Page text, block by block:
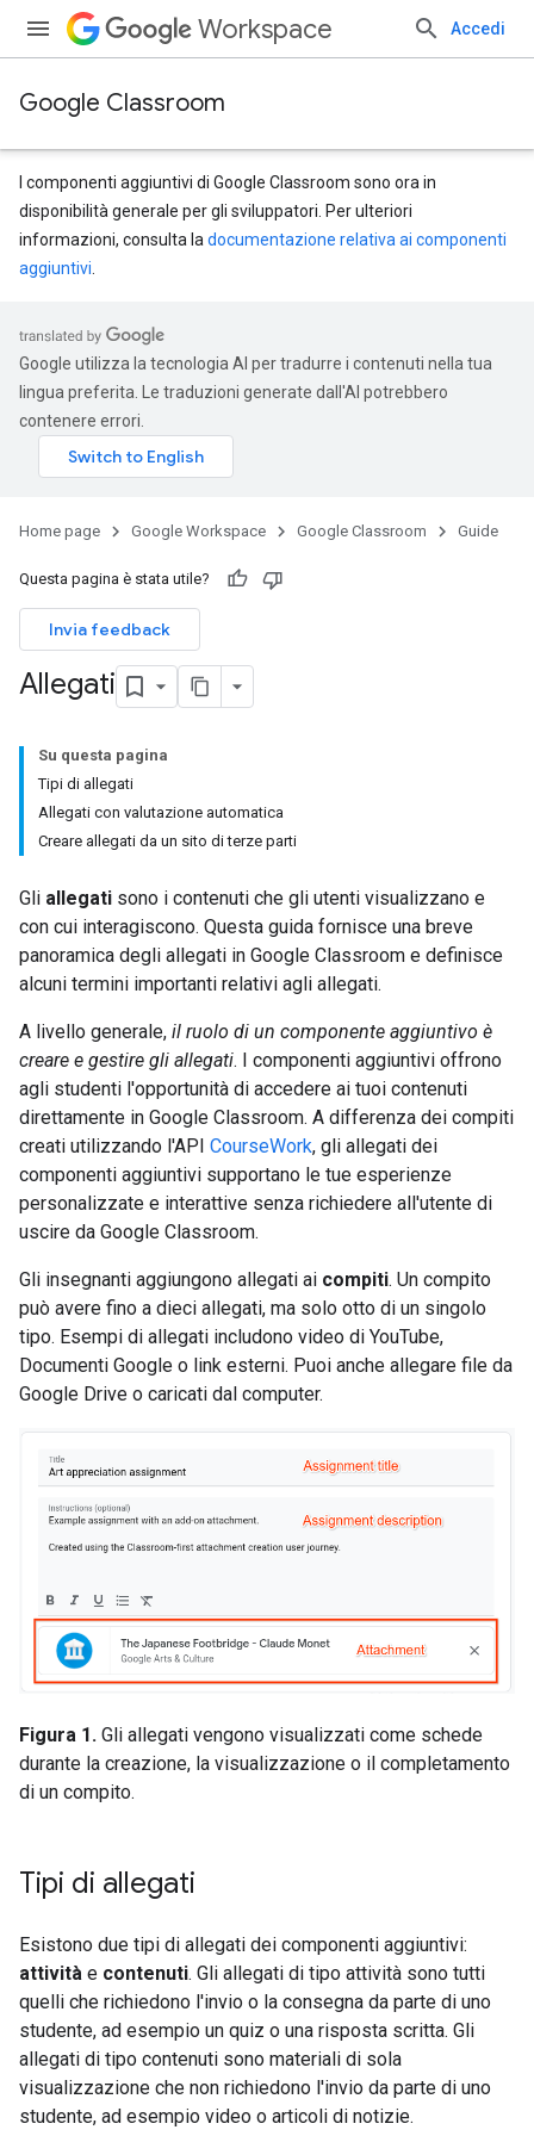
Workspace Accedi
Google Classroom
I componenti aggiuntivi di Google Classroom sono ora in
disponibilità generale per gli sviluppatori. Per ulteriori
informazioni, consulta la documentazione relativa ai componenti
aggiuntivi
Google utilizza la tecnologia AI per tradurre i contenuti nella tua
lingua preferita. Le traduzioni generate dall'AI potrebbero
contenere errori.
Home page Google Workspace Google Classroom Guide
Questa pagina è stata utile?
Invia feedback
Allegati
Su questa pagina
Tipi di allegati
Allegati con valutazione automatica
Creare allegati da un sito di terze parti
Gli allegati sono i contenuti che gli utenti visualizzano e
con cui interagiscono. Questa guida fornisce una breve
panoramica degli allegati in Google Classroom e definisce
alcuni termini importanti relativi agli allegati.
A livello generale, il ruolo di un componente aggiuntivo è
creare e gestire gli allegati. I componenti aggiuntivi offrono
agli studenti l'opportunità di accedere ai tuoi contenuti
direttamente in Google Classroom. A differenza dei compiti
creati utilizzando l'API CourseWork, gli allegati dei
componenti aggiuntivi supportano le tue esperienze
personalizzate e interattive senza richiedere all'utente di
uscire da Google Classroom.
Gli insegnanti aggiungono allegati ai compiti. Un compito
può avere fino a dieci allegati, ma solo otto di un singolo
tipo. Esempi di allegati includono video di YouTube,
Documenti Google o link esterni. Puoi anche allegare file da
Google Drive o caricati dal computer.
Figura 1. Gli allegati vengono visualizzati come schede
durante la creazione, la visualizzazione o il completamento
di un compito.
Tipi di allegati
Esistono due tipi di allegati dei componenti aggiuntivi:
attività e contenuti. Gli allegati di tipo attività sono tutti
quelli che richiedono l'invio o la consegna da parte di uno
studente, ad esempio un quiz o una risposta scritta. Gli
allegati di tipo contenuti sono materiali di sola
visualizzazione che non richiedono l'invio da parte di uno
studente, ad esempio video o articoli di notizie.